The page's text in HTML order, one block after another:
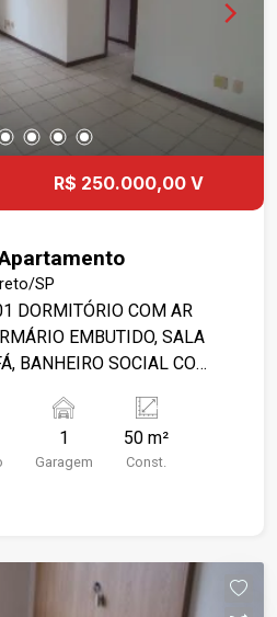
R$ 250.000,00 V
SP
DORMITÓRIO COM AR
EMBUTIDO, SALA
BANHEIRO SOCIAL COM
ÁREA DE SERVIÇO,
PINTURA NOVA.
GARAGEM
1
Garagem
50 m²
Const.